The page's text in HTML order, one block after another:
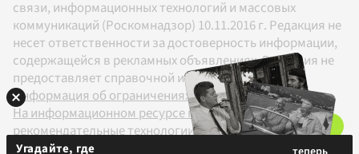
связи, информационных технологий и массовых
коммуникаций (Роскомнадзор) 10.11.2016 г. Редакция не
несет ответственности за достоверность информации,
содержащейся в рекламных объявлениях. Редакция не
предоставляет справочной информации.
Информация об ограничениях
На информационном ресурсе применяются
рекомендательные технологии в соответствии с
Правилами
Угадайте, где